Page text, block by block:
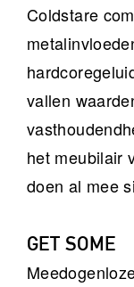
Coldstare
vallen
het meubilair
doen al mee
GET SOME